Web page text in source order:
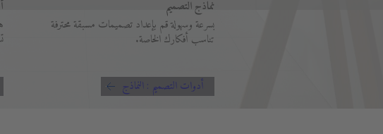
نماذج التصميم
بسرعة وسهولة قم بإعداد تصميمات مسبقة محترفة
تناسب أفكارك الخاصة.
أدوات التصميم : النماذج